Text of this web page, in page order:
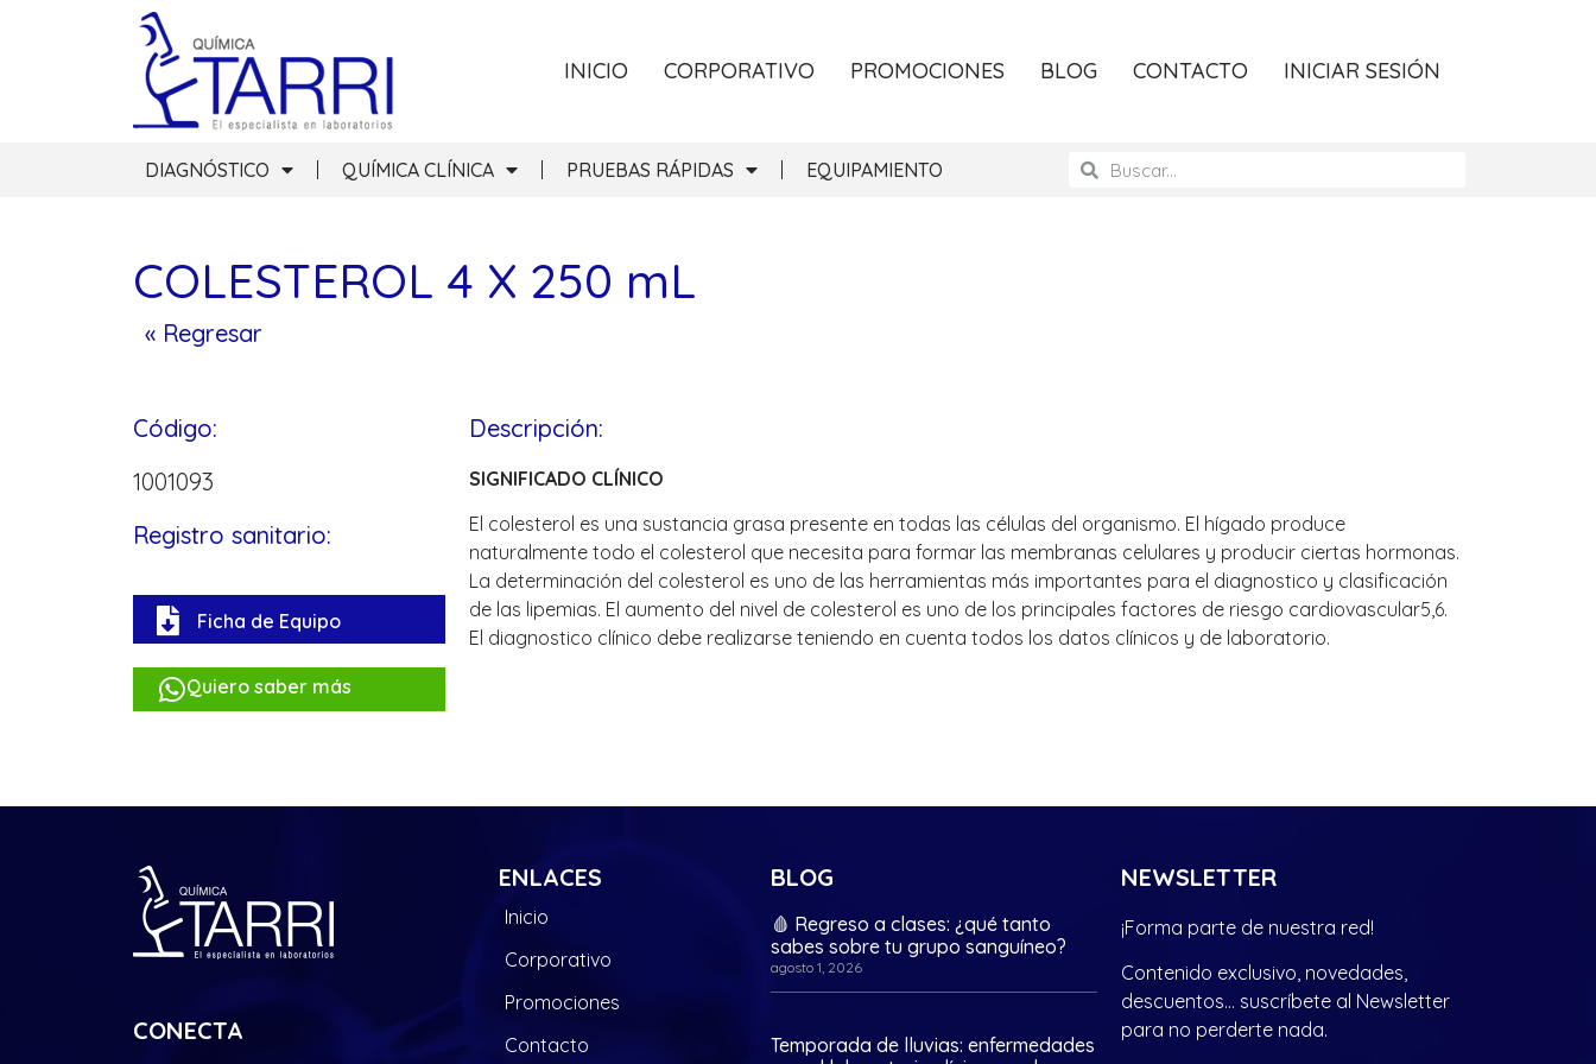
INICIO CORPORATIVO PROMOCIONES BLOG CONTACTO INICIAR SESIÓN
DIAGNÓSTICO QUÍMICA CLÍNICA PRUEBAS RÁPIDAS EQUIPAMIENTO
COLESTEROL 4 X 250 mL
« Regresar
Código:
1001093
Registro sanitario:
Ficha de Equipo
Quiero saber más
Descripción:
SIGNIFICADO CLÍNICO
El colesterol es una sustancia grasa presente en todas las células del organismo. El hígado produce
naturalmente todo el colesterol que necesita para formar las membranas celulares y producir ciertas hormonas.
La determinación del colesterol es uno de las herramientas más importantes para el diagnostico y clasificación
de las lipemias. El aumento del nivel de colesterol es uno de los principales factores de riesgo cardiovascular5,6.
El diagnostico clínico debe realizarse teniendo en cuenta todos los datos clínicos y de laboratorio.
CONECTA
ENLACES
Inicio
Corporativo
Promociones
Contacto
BLOG
🩸 Regreso a clases: ¿qué tanto
sabes sobre tu grupo sanguíneo?
agosto 1, 2026
Temporada de lluvias: enfermedades
NEWSLETTER
¡Forma parte de nuestra red!
Contenido exclusivo, novedades,
descuentos… suscríbete al Newsletter
para no perderte nada.